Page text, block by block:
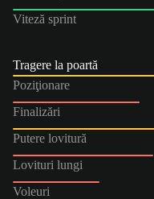
Viteză sprint
Tragere la poartă
Poziţionare
Finalizări
Putere lovitură
Lovituri lungi
Voleuri